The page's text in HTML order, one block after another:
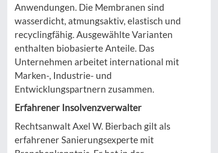
Anwendungen. Die Membranen sind
wasserdicht, atmungsaktiv, elastisch und
recyclingfähig. Ausgewählte Varianten
enthalten biobasierte Anteile. Das
Unternehmen arbeitet international mit
Marken-, Industrie- und
Entwicklungspartnern zusammen.
Erfahrener Insolvenzverwalter
Rechtsanwalt Axel W. Bierbach gilt als
erfahrener Sanierungsexperte mit